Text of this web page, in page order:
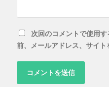
次回のコメントで使用
前、メールアドレス、サイト